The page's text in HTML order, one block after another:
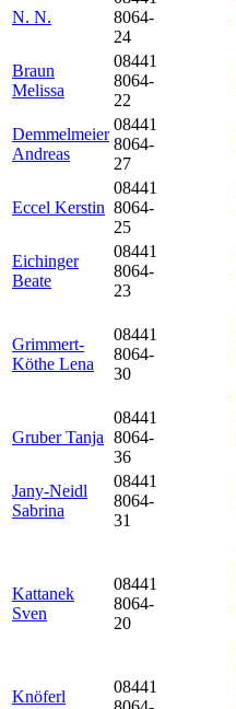
N. N.
8064-
24
Braun
Melissa
08441
8064-
22
Demmelmeier
Andreas
08441
8064-
27
Eccel Kerstin
08441
8064-
25
Eichinger
Beate
08441
8064-
23
Grimmert-
Köthe Lena
08441
8064-
30
Gruber Tanja
08441
8064-
36
Jany-Neidl
Sabrina
08441
8064-
31
Kattanek
Sven
08441
8064-
20
Knöferl
08441